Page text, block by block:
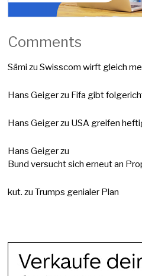
Comments
Sämi zuSwisscom wirft gleich
Hans Geigerzu Fifa gibt
Hans Geigerzu USA greifen
Hans Geigerzu
Bund versucht sich erneut an
kut. zuTrumps genialer Plan